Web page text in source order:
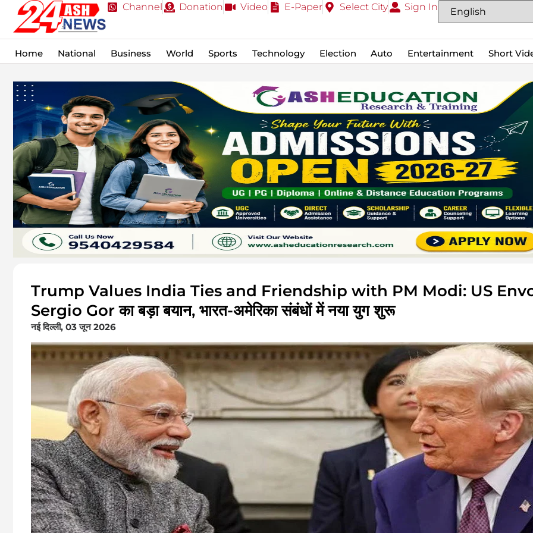
Channel Donation Video E-Paper Select City Sign In
Home National Business World Sports Technology Election Auto Entertainment Short
Trump Values India Ties and Friendship with PM Modi: US
Sergio Gor का बड़ा बयान, भारत-अमेरिका संबंधों में नया युग शुरू
नई दिल्ली, 03 जून 2026